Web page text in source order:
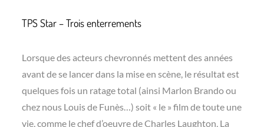
TPS Star – Trois enterrements
Lorsque des acteurs chevronnés mettent des années
avant de se lancer dans la mise en scène, le résultat est
quelques fois un ratage total (ainsi Marlon Brando ou
chez nous Louis de Funès…) soit « le » film de toute une
vie, comme le chef d’oeuvre de Charles Laughton, La